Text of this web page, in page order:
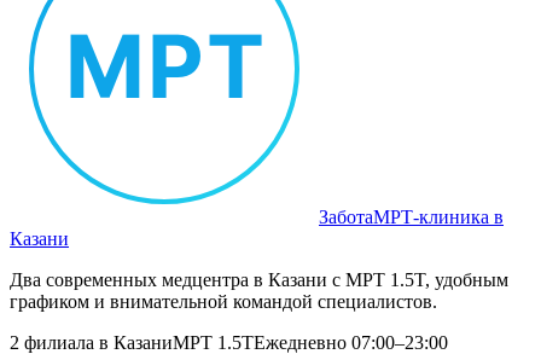
ЗаботаМРТ‑клиника в
Казани
Два современных медцентра в Казани с МРТ 1.5T, удобным
графиком и внимательной командой специалистов.
2 филиала в КазаниМРТ 1.5TЕжедневно 07:00–23:00